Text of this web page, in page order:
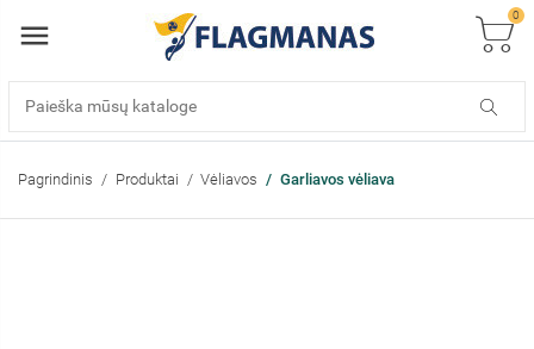
0
Pagrindinis Produktai Vėliavos Garliavos vėliava